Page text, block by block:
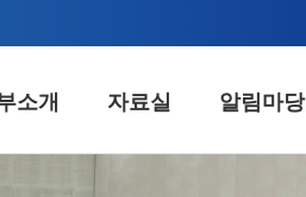
소개 자료실 알림마당